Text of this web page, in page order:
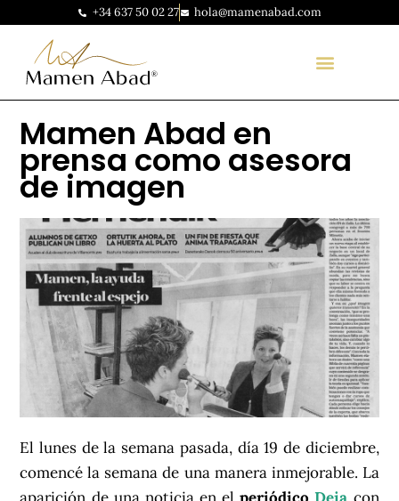
+34 637 50 02 27 hola@mamenabad.com
Mamen Abad en
prensa como asesora
de imagen
El lunes de la semana pasada, día 19 de diciembre,
comencé la semana de una manera inmejorable. La